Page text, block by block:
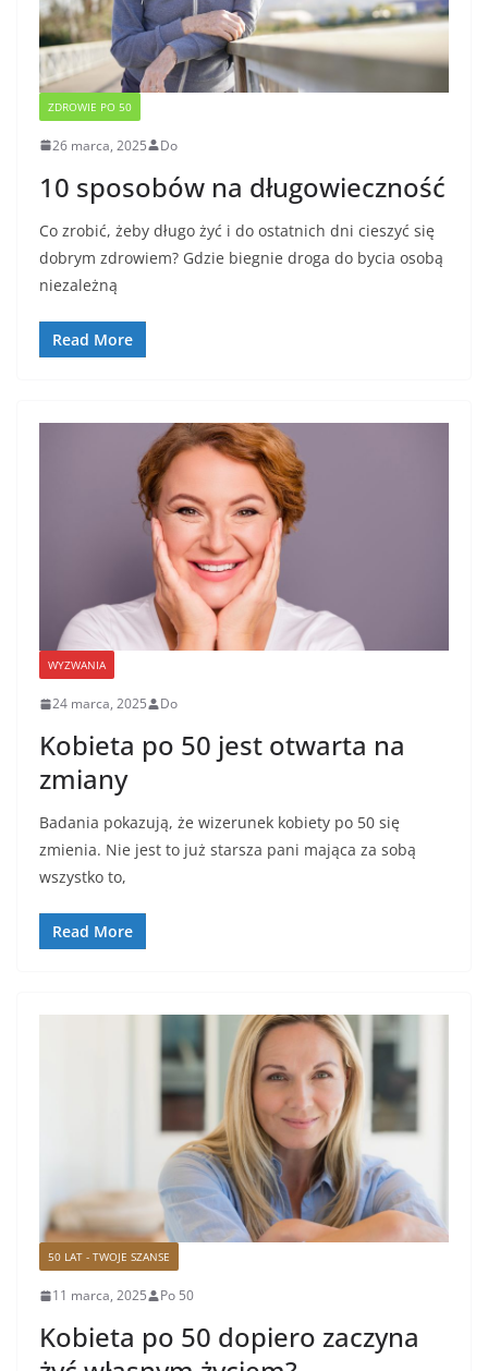
ZDROWIE PO 50
26 marca, 2025 Do
10 sposobów na długowieczność
Co zrobić, żeby długo żyć i do ostatnich dni cieszyć się
dobrym zdrowiem? Gdzie biegnie droga do bycia osobą
niezależną
Read More
WYZWANIA
24 marca, 2025 Do
Kobieta po 50 jest otwarta na
zmiany
Badania pokazują, że wizerunek kobiety po 50 się
zmienia. Nie jest to już starsza pani mająca za sobą
wszystko to,
Read More
50 LAT - TWOJE SZANSE
11 marca, 2025 Po 50
Kobieta po 50 dopiero zaczyna